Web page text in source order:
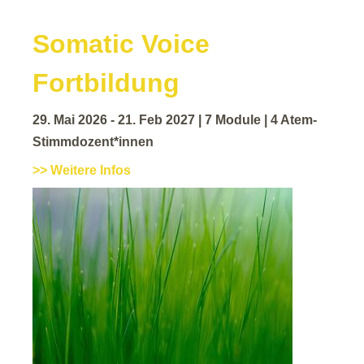
Somatic Voice
Fortbildung
29. Mai 2026 - 21. Feb 2027 | 7 Module | 4 Atem-
Stimmdozent*innen
>> Weitere Infos